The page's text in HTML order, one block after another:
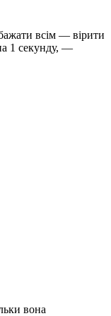
всім — вірити
1 секунду, —
вона